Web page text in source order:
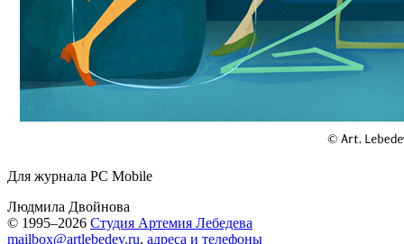
Для журнала PC Mobile
Людмила Двойнова
© 1995–2026 Студия Артемия Лебедева
mailbox@artlebedev.ru, адреса и телефоны